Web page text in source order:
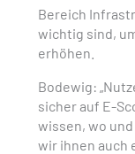
Bereich
wichtig sind,
erhöhen.
Bodewig:
sicher auf E-
wissen, wo
wir ihnen auch